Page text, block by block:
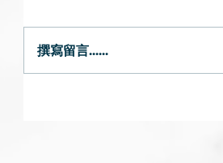
撰寫留言......